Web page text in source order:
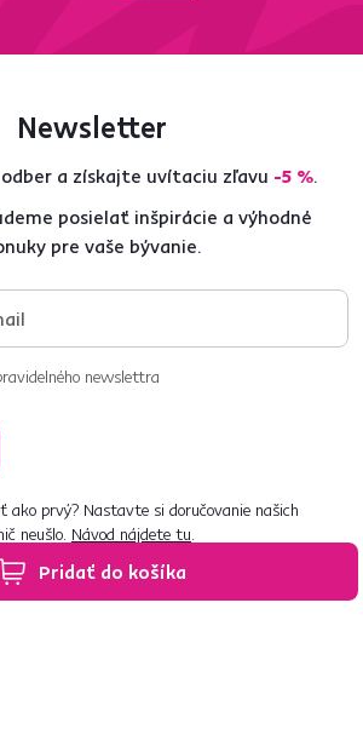
Pridať do košíka
Newsletter
a získajte uvítaciu zľavu -5 %.
posielať inšpirácie a výhodné
pre vaše bývanie.
newslettra
ako prvý? Nastavte si doručovanie našich
neušlo. Návod nájdete tu.